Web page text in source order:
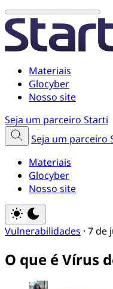
Materiais
Glocyber
Nosso site
Seja um parceiro Starti
Seja um parceiro
Materiais
Glocyber
Nosso site
Vulnerabilidades · 7 de
O que é Vírus